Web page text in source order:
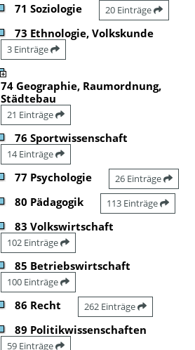
71 Soziologie 20 Einträge
73 Ethnologie, Volkskunde
3 Einträge
74 Geographie, Raumordnung,
Städtebau
21 Einträge
76 Sportwissenschaft
14 Einträge
77 Psychologie 26 Einträge
80 Pädagogik 113 Einträge
83 Volkswirtschaft
102 Einträge
85 Betriebswirtschaft
100 Einträge
86 Recht 262 Einträge
89 Politikwissenschaften
59 Einträge